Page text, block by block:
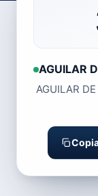
AGUILAR
AGUILAR